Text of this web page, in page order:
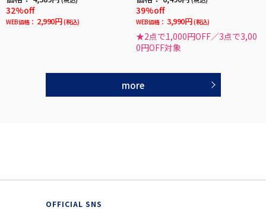
32%off
WEB価格： 2,990円 (税込)
39%off
WEB価格： 3,990円 (税込)
★2点で1,000円OFF／3点で3,00
0円OFF対象
more
OFFICIAL SNS